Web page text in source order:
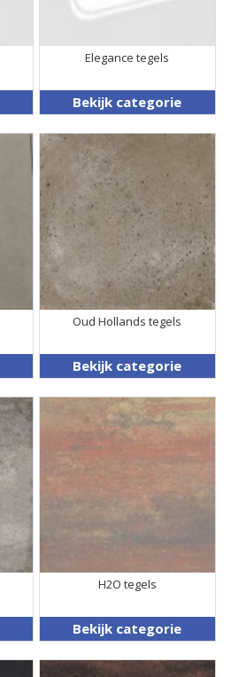
Elegance tegels
Bekijk categorie
Oud Hollands tegels
Bekijk categorie
H2O tegels
Bekijk categorie